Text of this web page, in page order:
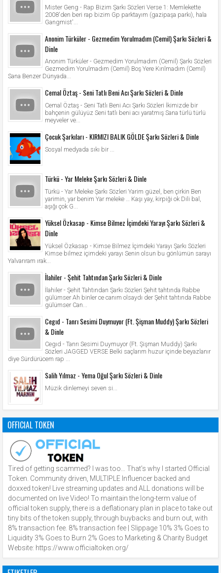
Mister Geng - Rap Bizim Şarkı Sözleri Verse 1: Memlekette
2008'den beri rap bizim Gp parktayım (gazipaşa parkı), hala
Gangmist'...
Anonim Türküler - Gezmedim Yorulmadım (Cemil) Şarkı Sözleri &
Dinle
Anonim Türküler - Gezmedim Yorulmadım (Cemil) Şarkı Sözleri
Gezmedim Yorulmadım (Cemil) Boş Yere Kırılmadım (Cemil)
Sana Benzer Dünyada...
Cemal Öztaş - Seni Tatlı Beni Acı Şarkı Sözleri & Dinle
Cemal Öztaş - Seni Tatlı Beni Acı Şarkı Sözleri İkimizde bir
bahçenin gülüyüz Seni tatlı beni acı yaratmış Sana türlü türlü
meyveler ve...
Çocuk Şarkıları - KIRMIZI BALIK GÖLDE Şarkı Sözleri & Dinle
Sosyal medyada sıkı bir ...
Türkü - Yar Meleke Şarkı Sözleri & Dinle
Türkü - Yar Meleke Şarkı Sözleri Yarim güzel, ben çirkin Ben
yarimin, yar benim Yar meleke … Kaşı yay, kirpiği ok Dili bal,
aşığı çok G...
Yüksel Özkasap - Kimse Bilmez İçimdeki Yarayı Şarkı Sözleri &
Dinle
Yüksel Özkasap - Kimse Bilmez İçimdeki Yarayı Şarkı Sözleri
Kimse bilmez içimdeki yarayı Senin olsun bu gönlümün sarayı
Yalvarıram ırak...
İlahiler - Şehit Tahtından Şarkı Sözleri & Dinle
İlahiler - Şehit Tahtından Şarkı Sözleri Şehit tahtında Rabbe
gülümser Ah binler ce canım olsaydı der Şehit tahtında Rabbe
gülümser Can...
Cegıd - Tanrı Sesimi Duymuyor (Ft. Şişman Muddy) Şarkı Sözleri
& Dinle
Cegıd - Tanrı Sesimi Duymuyor (Ft. Şişman Muddy) Şarkı
Sözleri JAGGED VERSE Belki saçlarım huzur içinde beyazlanır
diye Sürdürücem rap ...
Salih Yılmaz - Yema Oğul Şarkı Sözleri & Dinle
Müzik dinlemeyi seven si...
OFFICIAL TOKEN
Tired of getting scammed? I was too… That’s why I started Official
Token. Community driven, MULTIPLE Influencer backed and
doxxed token! Live streaming updates and ALL donations will be
documented on live Video! To maintain the long-term value of
official token supply, there is a deflationary plan in place to take out
tiny bits of the token supply, through buybacks and burn out, with
8% transaction fee. 8% transaction fee | Slippage 10% 3% Goes to
Liquidity 3% Goes to Burn 2% Goes to Marketing & Charity Budget
Website: https://www.officialtoken.org/